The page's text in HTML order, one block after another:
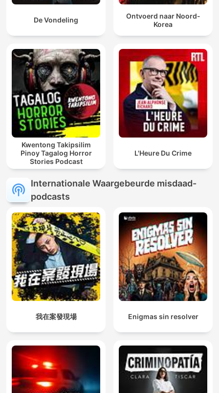
De Vondeling
Ontvoerd naar Noord-
Korea
Kwentong Takipsilim
Pinoy Tagalog Horror
Stories Podcast
L'Heure Du Crime
Internationale Waargebeurde misdaad-
podcasts
我在案發現場 Enigmas sin resolver